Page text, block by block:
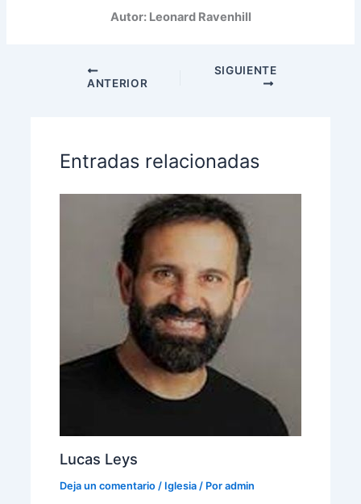
Autor: Leonard Ravenhill
ANTERIOR
SIGUIENTE
Entradas relacionadas
Lucas Leys
Deja un comentario / Iglesia / Por admin